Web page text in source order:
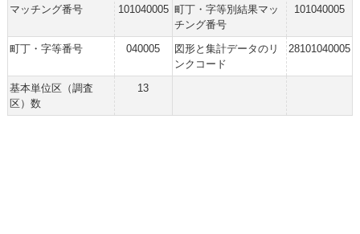
マッチング番号
101040005 町丁・字等別結果マッ
チング番号
101040005
町丁・字等番号 040005
図形と集計データのリ
ンクコード
28101040005
基本単位区（調査
区）数
13